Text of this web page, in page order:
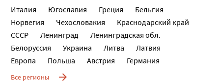
Италия Югославия Греция
Бельгия
Норвегия
Чехословакия
Краснодарский край
СССР
Ленинград
Ленинградская обл.
Белоруссия
Украина Литва
Латвия
Европа
Польша Австрия Германия
Все регионы